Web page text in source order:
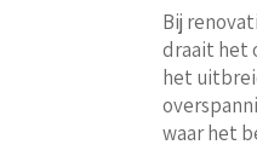
Bij
draait het
het
waar het